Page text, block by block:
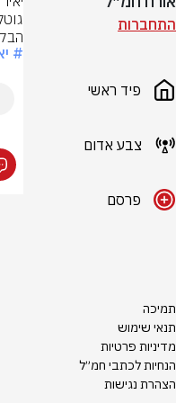
התחברות
פיד ראשי
צבע אדום
פרסם
תמיכה
תנאי שימוש
מדיניות פרטיות
הנחיות לכתבי חמ״ל
הצהרת נגישות
#